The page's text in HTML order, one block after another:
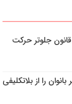
قانون جلوتر حرکت
را از بلاتکلیفی